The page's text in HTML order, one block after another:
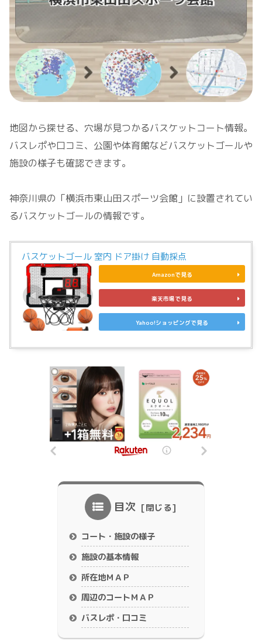
地図から探せる、穴場が見つかるバスケットコート情報。
バスレポや口コミ、公園や体育館などバスケットゴールや
施設の様子も確認できます。
神奈川県の「横浜市東山田スポーツ会館」に設置されてい
るバスケットゴールの情報です。
バスケットゴール 室内 ドア掛け 自動採点
Amazonで見る
楽天市場で見る
Yahoo!ショッピングで見る
目次
コート・施設の様子
施設の基本情報
所在地ＭＡＰ
周辺のコートＭＡＰ
バスレポ・口コミ